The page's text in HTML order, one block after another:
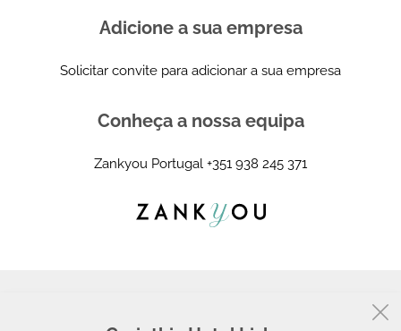
Adicione a sua empresa
Solicitar convite para adicionar a sua empresa
Conheça a nossa equipa
Zankyou Portugal +351 938 245 371